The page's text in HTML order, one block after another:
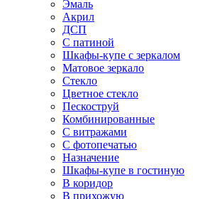
Эмаль
Акрил
ДСП
С патиной
Шкафы-купе с зеркалом
Матовое зеркало
Стекло
Цветное стекло
Пескоструй
Комбинированные
С витражами
С фотопечатью
Назначение
Шкафы-купе в гостиную
В коридор
В прихожую